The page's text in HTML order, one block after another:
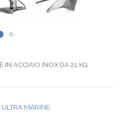
IN ACCIAIO INOX DA 21 KG
ULTRA MARINE